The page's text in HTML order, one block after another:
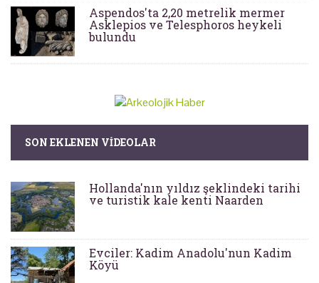
Aspendos'ta 2,20 metrelik mermer
Asklepios ve Telesphoros heykeli
bulundu
SON EKLENEN VIDEOLAR
Hollanda'nın yıldız şeklindeki tarihi
ve turistik kale kenti Naarden
Evciler: Kadim Anadolu'nun Kadim
Köyü